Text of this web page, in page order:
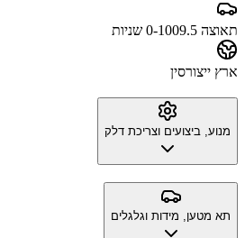
תאוצה 0-100 9.5 שניות
ארץ ייצורסין
מנוע, ביצועים וצריכת דלק
תא מטען, מידות וגלגלים